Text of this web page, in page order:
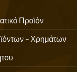
Προϊόν
– Χρημάτων